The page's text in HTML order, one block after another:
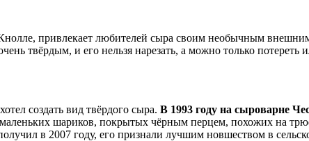
привлекает любителей сыра своим необычным
твёрдым, и его нельзя нарезать, а можно только потереть
создать вид твёрдого сыра. В 1993 году на сыроварне
шариков, покрытых чёрным перцем, похожих на
в 2007 году, его признали лучшим новшеством в